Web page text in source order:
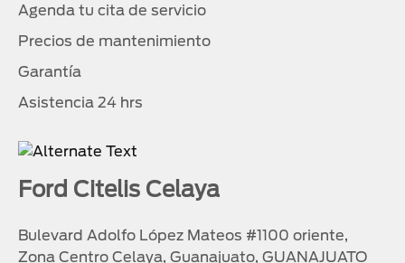
Agenda tu cita de servicio
Precios de mantenimiento
Garantía
Asistencia 24 hrs
Ford Citelis Celaya
Bulevard Adolfo López Mateos #1100 oriente,
Zona Centro Celaya, Guanajuato, GUANAJUATO